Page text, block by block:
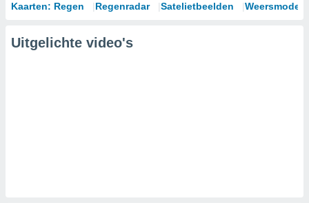
Kaarten: Regen Regenradar Satelietbeelden
Uitgelichte video's